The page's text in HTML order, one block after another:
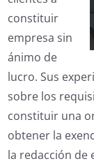
constituir
empresa sin
ánimo de
lucro. Sus
sobre los
constituir una
obtener la
la redacción de